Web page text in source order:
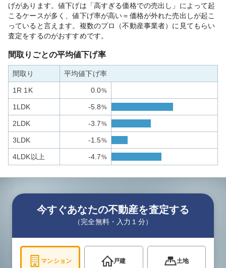
げがあります。値下げは「高すぎる価格での売出し」によって起
こるケースが多く、値下げ率が高い＝価格が外れた売出しが起こ
っていると言えます。複数のプロ（不動産事業者）に見てもらい
査定をするのがおすすめです。
間取りごとの平均値下げ率
間取り 平均値下げ率
1R 1K 0.0%
1LDK -5.8%
2LDK -3.7%
3LDK -1.5%
4LDK以上 -4.7%
今すぐあなたの不動産を査定する
（完全無料・入力１分）
マンション 戸建 土地